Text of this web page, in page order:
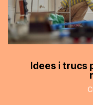
Idees i trucs